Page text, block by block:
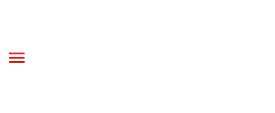
Toggle